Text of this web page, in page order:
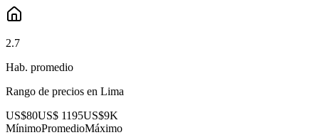
2.7
Hab. promedio
Rango de precios en Lima
US$80US$ 1195US$9K
MínimoPromedioMáximo